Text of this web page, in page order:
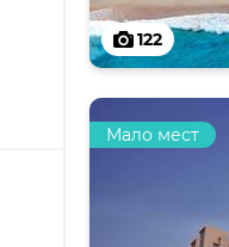
122
Мало мест